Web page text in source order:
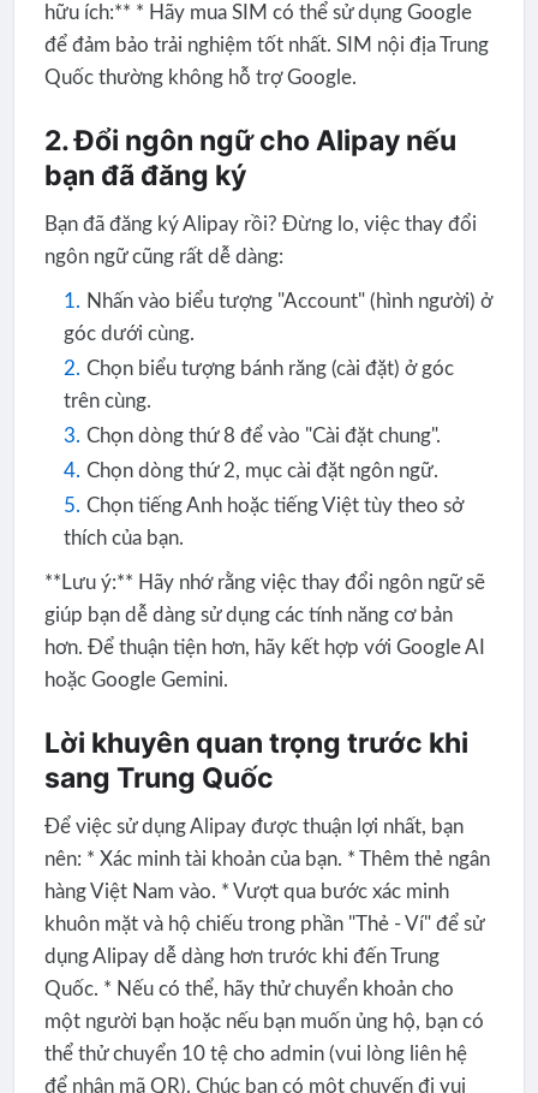
hữu ích:** * Hãy mua SIM có thể sử dụng Google
để đảm bảo trải nghiệm tốt nhất. SIM nội địa Trung
Quốc thường không hỗ trợ Google.
2. Đổi ngôn ngữ cho Alipay nếu
bạn đã đăng ký
Bạn đã đăng ký Alipay rồi? Đừng lo, việc thay đổi
ngôn ngữ cũng rất dễ dàng:
Nhấn vào biểu tượng "Account" (hình người) ở
góc dưới cùng.
Chọn biểu tượng bánh răng (cài đặt) ở góc
trên cùng.
Chọn dòng thứ 8 để vào "Cài đặt chung".
Chọn dòng thứ 2, mục cài đặt ngôn ngữ.
Chọn tiếng Anh hoặc tiếng Việt tùy theo sở
thích của bạn.
**Lưu ý:** Hãy nhớ rằng việc thay đổi ngôn ngữ sẽ
giúp bạn dễ dàng sử dụng các tính năng cơ bản
hơn. Để thuận tiện hơn, hãy kết hợp với Google AI
hoặc Google Gemini.
Lời khuyên quan trọng trước khi
sang Trung Quốc
Để việc sử dụng Alipay được thuận lợi nhất, bạn
nên: * Xác minh tài khoản của bạn. * Thêm thẻ ngân
hàng Việt Nam vào. * Vượt qua bước xác minh
khuôn mặt và hộ chiếu trong phần "Thẻ - Ví" để sử
dụng Alipay dễ dàng hơn trước khi đến Trung
Quốc. * Nếu có thể, hãy thử chuyển khoản cho
một người bạn hoặc nếu bạn muốn ủng hộ, bạn có
thể thử chuyển 10 tệ cho admin (vui lòng liên hệ
để nhận mã QR). Chúc bạn có một chuyến đi vui